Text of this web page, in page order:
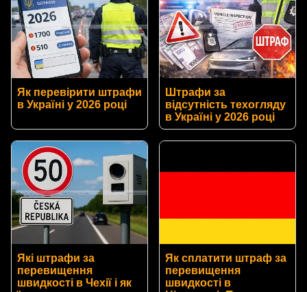
Як перевірити штрафи
в Україні у 2026 році
Штрафи за
відсутність техогляду
в Україні у 2026 році
Які штрафи за
перевищення
швидкості в Чехії і як
Як сплатити штраф за
перевищення
швидкості в